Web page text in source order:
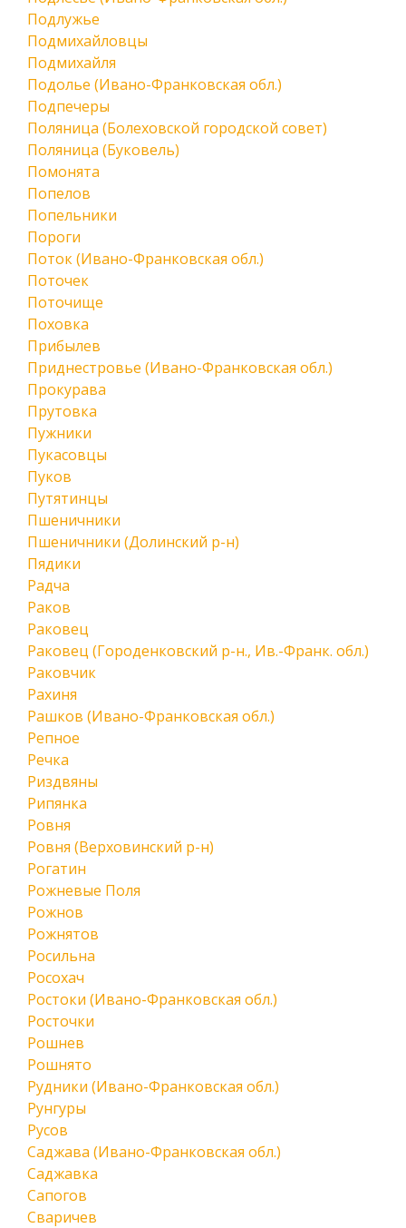
Подлужье
Подмихайловцы
Подмихайля
Подолье (Ивано-Франковская обл.)
Подпечеры
Поляница (Болеховской городской совет)
Поляница (Буковель)
Помонята
Попелов
Попельники
Пороги
Поток (Ивано-Франковская обл.)
Поточек
Поточище
Поховка
Прибылев
Приднестровье (Ивано-Франковская обл.)
Прокурава
Прутовка
Пужники
Пукасовцы
Пуков
Путятинцы
Пшеничники
Пшеничники (Долинский р-н)
Пядики
Радча
Раков
Раковец
Раковец (Городенковский р-н., Ив.-Франк. обл.)
Раковчик
Рахиня
Рашков (Ивано-Франковская обл.)
Репное
Речка
Риздвяны
Рипянка
Ровня
Ровня (Верховинский р-н)
Рогатин
Рожневые Поля
Рожнов
Рожнятов
Росильна
Росохач
Ростоки (Ивано-Франковская обл.)
Росточки
Рошнев
Рошнято
Рудники (Ивано-Франковская обл.)
Рунгуры
Русов
Саджава (Ивано-Франковская обл.)
Саджавка
Сапогов
Сваричев